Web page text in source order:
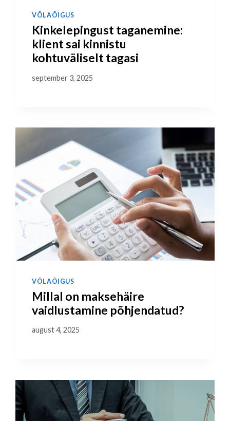
VÕLAÕIGUS
Kinkelepingust taganemine:
klient sai kinnistu
kohtuväliselt tagasi
september 3, 2025
VÕLAÕIGUS
Millal on maksehäire
vaidlustamine põhjendatud?
august 4, 2025